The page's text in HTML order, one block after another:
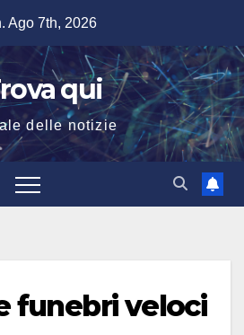
Ago 7th, 2026
qui
delle notizie
funebri veloci